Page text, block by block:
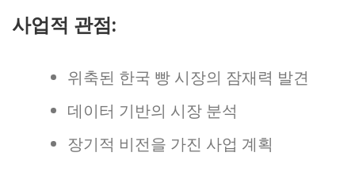
사업적 관점:
위축된 한국 빵 시장의 잠재력 발견
데이터 기반의 시장 분석
장기적 비전을 가진 사업 계획